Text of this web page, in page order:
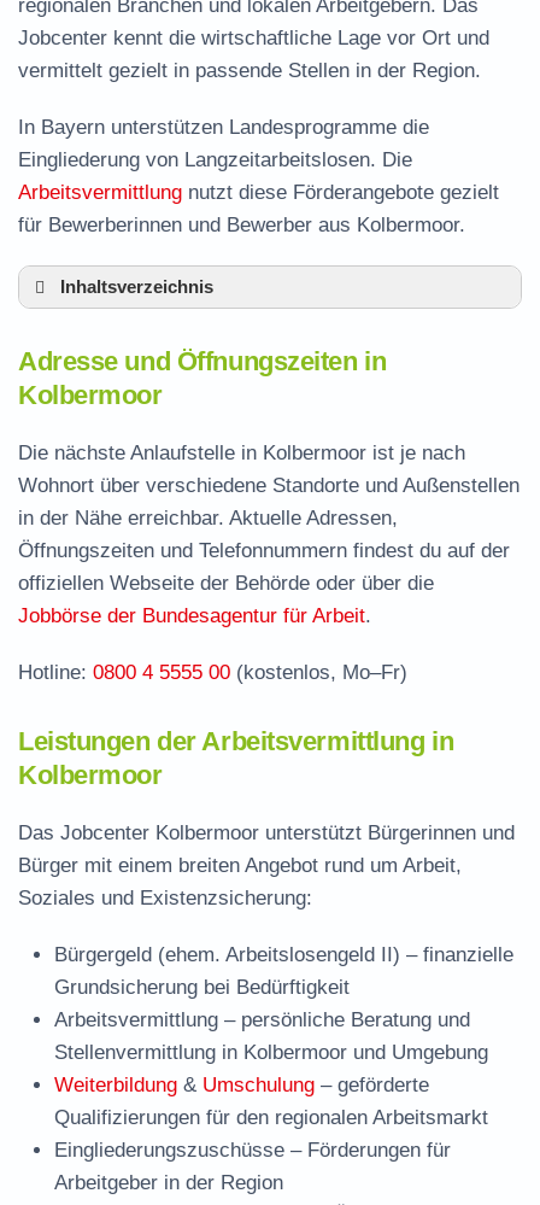
regionalen Branchen und lokalen Arbeitgebern. Das
Jobcenter kennt die wirtschaftliche Lage vor Ort und
vermittelt gezielt in passende Stellen in der Region.
In Bayern unterstützen Landesprogramme die
Eingliederung von Langzeitarbeitslosen. Die
Arbeitsvermittlung nutzt diese Förderangebote gezielt
für Bewerberinnen und Bewerber aus Kolbermoor.
Inhaltsverzeichnis
Leistungen der Arbeitsvermittlung in
Kolbermoor
Termin vereinbaren und Bürgergeld beantragen
Jobcenter Rosenheim – zuständige Stelle
Häufige Fragen rund ums Jobcenter
Adresse und Öffnungszeiten in
Kolbermoor
Die nächste Anlaufstelle in Kolbermoor ist je nach
Wohnort über verschiedene Standorte und Außenstellen
in der Nähe erreichbar. Aktuelle Adressen,
Öffnungszeiten und Telefonnummern findest du auf der
offiziellen Webseite der Behörde oder über die
Jobbörse der Bundesagentur für Arbeit.
Hotline: 0800 4 5555 00 (kostenlos, Mo–Fr)
Leistungen der Arbeitsvermittlung in
Kolbermoor
Das Jobcenter Kolbermoor unterstützt Bürgerinnen und
Bürger mit einem breiten Angebot rund um Arbeit,
Soziales und Existenzsicherung:
Bürgergeld (ehem. Arbeitslosengeld II) – finanzielle
Grundsicherung bei Bedürftigkeit
Arbeitsvermittlung – persönliche Beratung und
Stellenvermittlung in Kolbermoor und Umgebung
Weiterbildung & Umschulung – geförderte
Qualifizierungen für den regionalen Arbeitsmarkt
Eingliederungszuschüsse – Förderungen für
Arbeitgeber in der Region